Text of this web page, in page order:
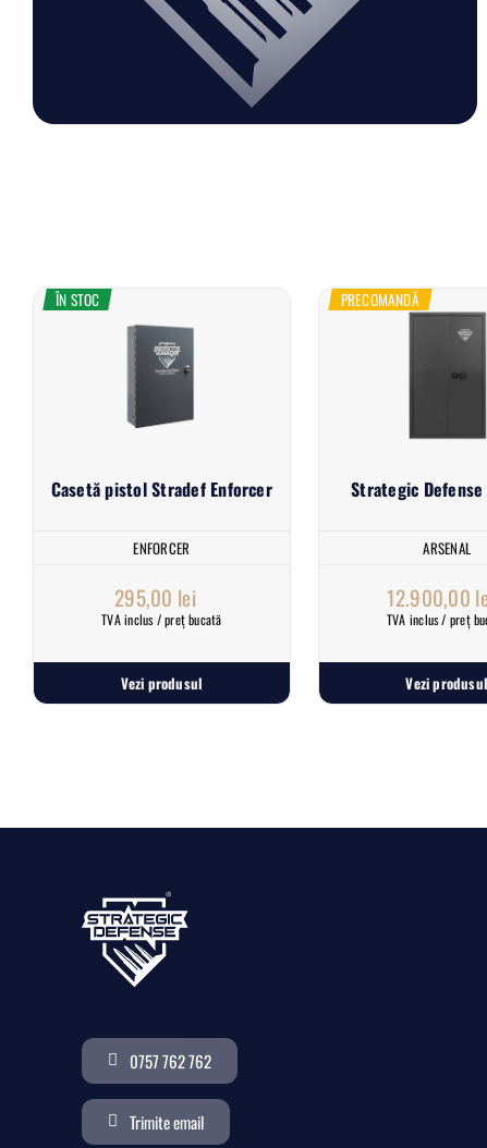
Casetă pistol Stradef Enforcer
ENFORCER
295,00 lei
ÎN STOC
TVA inclus / preț bucată
Vezi produsul
Strategic
ARSENAL
12.900,00
PRECOMANDĂ
TVA inclus / preț
Vezi produsul
0757 762 762
Trimite email